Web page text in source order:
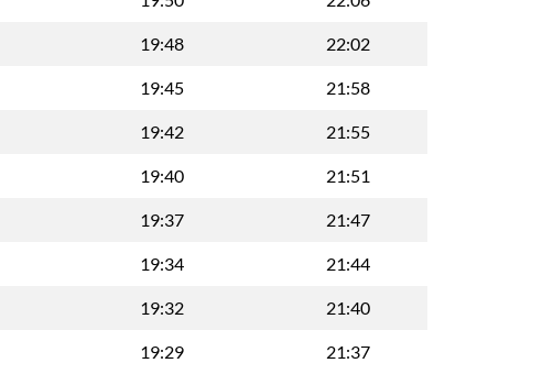
19:48 22:02
19:45 21:58
19:42 21:55
19:40 21:51
19:37 21:47
19:34 21:44
19:32 21:40
19:29 21:37